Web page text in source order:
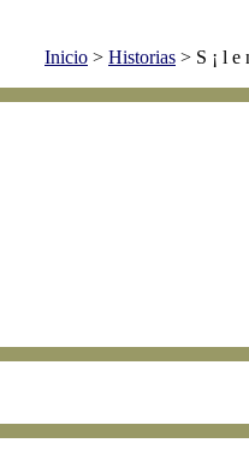
Inicio > Historias > S ¡ l e